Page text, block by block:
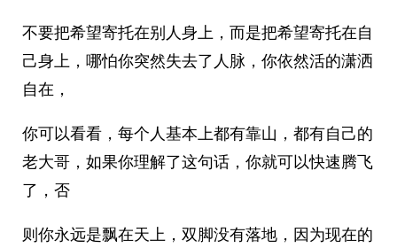
不要把希望寄托在别人身上，而是把希望寄托在自
己身上，哪怕你突然失去了人脉，你依然活的潇洒
自在，
你可以看看，每个人基本上都有靠山，都有自己的
老大哥，如果你理解了这句话，你就可以快速腾飞
了，否
则你永远是飘在天上，双脚没有落地，因为现在的